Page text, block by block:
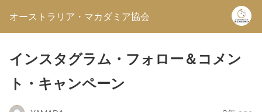
オーストラリア・マカダミア協会
インスタグラム・フォロー＆コメン
ト・キャンペーン